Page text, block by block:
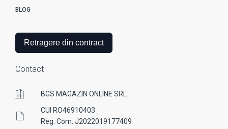
BLOG
Retragere din contract
Contact
BGS MAGAZIN ONLINE SRL
CUI RO46910403
Reg. Com. J2022019177409